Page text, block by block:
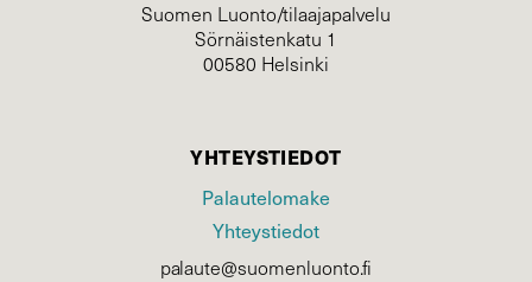
Suomen Luonto/tilaajapalvelu
Sörnäistenkatu 1
00580 Helsinki
YHTEYSTIEDOT
Palautelomake
Yhteystiedot
palaute@suomenluonto.fi